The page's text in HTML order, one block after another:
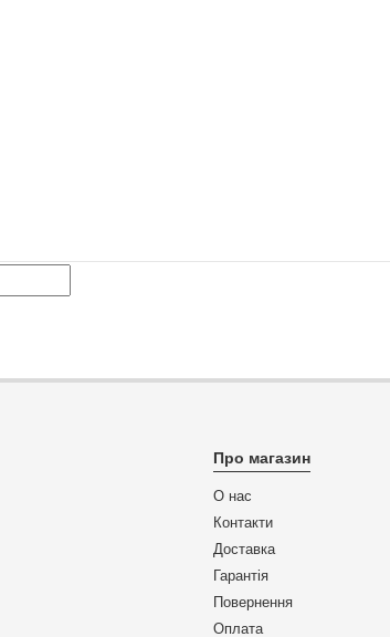
Про магазин
О нас
Контакти
Доставка
Гарантія
Повернення
Оплата